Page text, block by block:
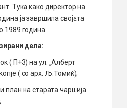
Тука како директор на
ја завршила својата
1989 година.
дела:
( П+3) на ул. „Алберт
( со арх. Љ.Томиќ);
план на старата чаршија